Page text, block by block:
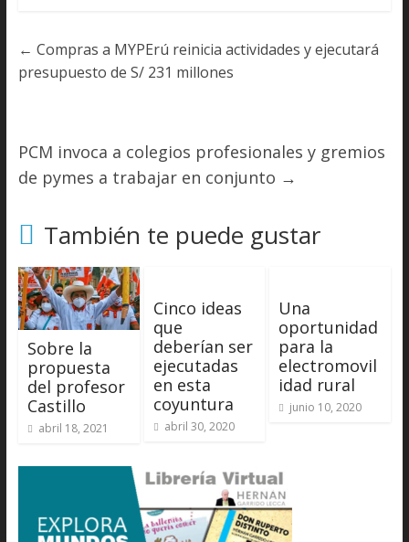
← Compras a MYPErú reinicia actividades y ejecutará
presupuesto de S/ 231 millones
PCM invoca a colegios profesionales y gremios
de pymes a trabajar en conjunto →
También te puede gustar
Sobre la
propuesta
del profesor
Castillo
abril 18, 2021
Cinco ideas
que
deberían ser
ejecutadas
en esta
coyuntura
abril 30, 2020
Una
oportunidad
para la
electromovil
idad rural
junio 10, 2020